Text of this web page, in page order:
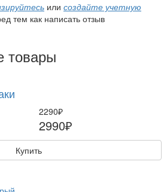
или создайте учетную
тем как написать отзыв
товары
2290₽
2990₽
Купить